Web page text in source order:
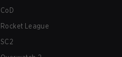
CoD
Rocket League
SC2